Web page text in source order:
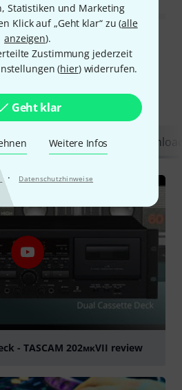
Statistiken und Marketing
Klick auf „Geht klar“ zu (alle
anzeigen).
Zustimmung jederzeit
(hier) widerrufen.
Geht klar
Weitere Infos
· Datenschutzhinweise
lesen
gewusst?
Testberichte
- TASCAM 202ᴍᴋVII review